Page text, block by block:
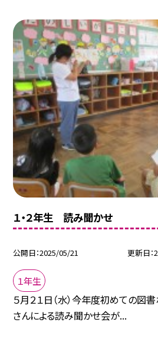
１・２年生 読み聞かせ
公開日 2025/05/21 更新日
１年生
５月２１日（水）今年度初めての図
さんによる読み聞かせ会が...